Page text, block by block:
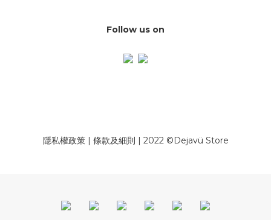
Follow us on
隱私權政策| 條款及細則 | 2022 ©Dejavü Store